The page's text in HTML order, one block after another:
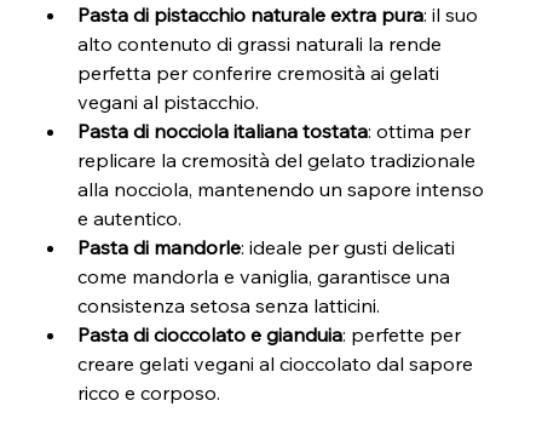
Pasta di pistacchio naturale extra pura: il suo
alto contenuto di grassi naturali la rende
perfetta per conferire cremosità ai gelati
vegani al pistacchio.
Pasta di nocciola italiana tostata: ottima per
replicare la cremosità del gelato tradizionale
alla nocciola, mantenendo un sapore intenso
e autentico.
Pasta di mandorle: ideale per gusti delicati
come mandorla e vaniglia, garantisce una
consistenza setosa senza latticini.
Pasta di cioccolato e gianduia: perfette per
creare gelati vegani al cioccolato dal sapore
ricco e corposo.